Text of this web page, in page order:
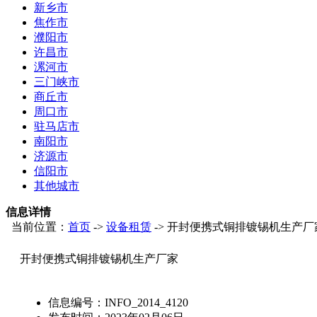
新乡市
焦作市
濮阳市
许昌市
漯河市
三门峡市
商丘市
周口市
驻马店市
南阳市
济源市
信阳市
其他城市
信息详情
当前位置： 首页 -> 设备租赁 -> 开封便携式铜排镀锡机生产厂
开封便携式铜排镀锡机生产厂家
信息编号： INFO_2014_4120